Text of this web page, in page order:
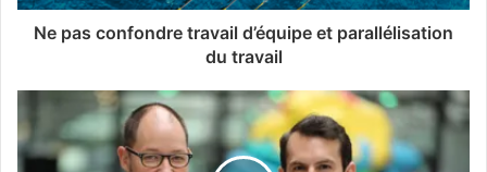
Ne pas confondre travail d’équipe et parallélisation
du travail